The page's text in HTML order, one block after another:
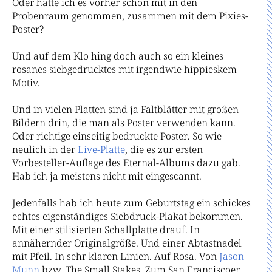
Probenraum genommen, zusammen mit dem Pixies-
Poster?
Und auf dem Klo hing doch auch so ein kleines
rosanes siebgedrucktes mit irgendwie hippieskem
Motiv.
Und in vielen Platten sind ja Faltblätter mit großen
Bildern drin, die man als Poster verwenden kann.
Oder richtige einseitig bedruckte Poster. So wie
neulich in derLive-Platte, die es zur ersten
Vorbesteller-Auflage des Eternal-Albums dazu gab.
Hab ich ja meistens nicht mit eingescannt.
Jedenfalls hab ich heute zum Geburtstag ein schickes
echtes eigenständiges Siebdruck-Plakat bekommen.
Mit einer stilisierten Schallplatte drauf. In
annähernder Originalgröße. Und einer Abtastnadel
mit Pfeil. In sehr klaren Linien. Auf Rosa. Von Jason